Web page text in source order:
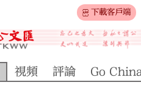
下載客戶端
視頻 評論 Go